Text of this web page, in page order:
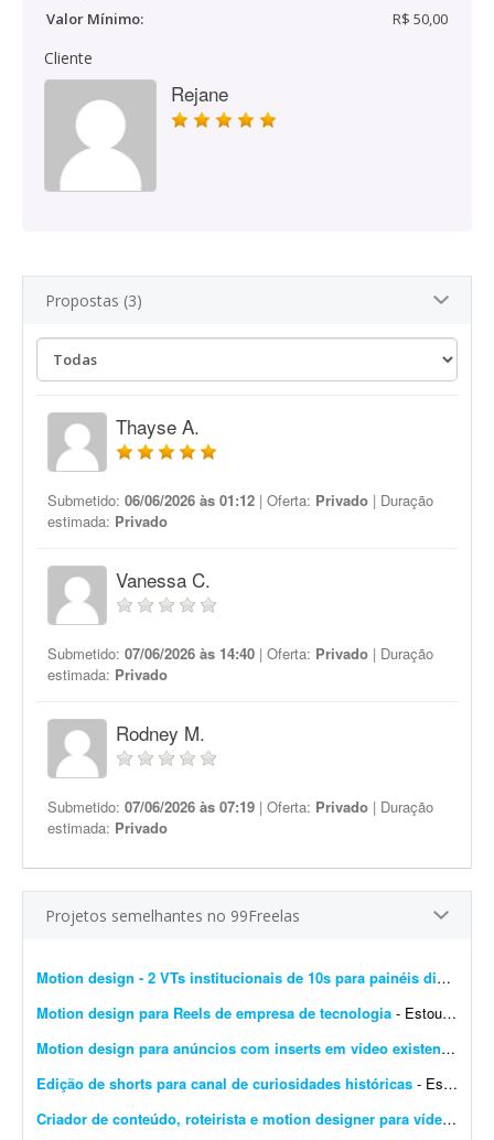
Valor Mínimo:
R$ 50,00
Cliente
Rejane
Propostas (3)
Thayse A.
Submetido: 06/06/2026 às 01:12 | Oferta: Privado | Duração
estimada: Privado
Vanessa C.
Submetido: 07/06/2026 às 14:40 | Oferta: Privado | Duração
estimada: Privado
Rodney M.
Submetido: 07/06/2026 às 07:19 | Oferta: Privado | Duração
estimada: Privado
Projetos semelhantes no 99Freelas
Motion design - 2 VTs institucionais de 10s para painéis digitais
Motion design para Reels de empresa de tecnologia - Estou procurando um motion designer criativo para desenvolver Reels curtos (15 a 30 segundos) para uma empresa de tecnologia chamada D'Orsay Studio. Estamos no início. A empresa atua c...
Motion design para anúncios com inserts em vídeo existente (30-60s)
Edição de shorts para canal de curiosidades históricas - Estou criando um canal de YouTube Shorts no nicho de curiosidades históricas. Procuro um editor de vídeo para uma parceria mensal. Eu vou fornecer os roteiros prontos. O trabalho se...
Criador de conteúdo, roteirista e motion designer para vídeos de economia